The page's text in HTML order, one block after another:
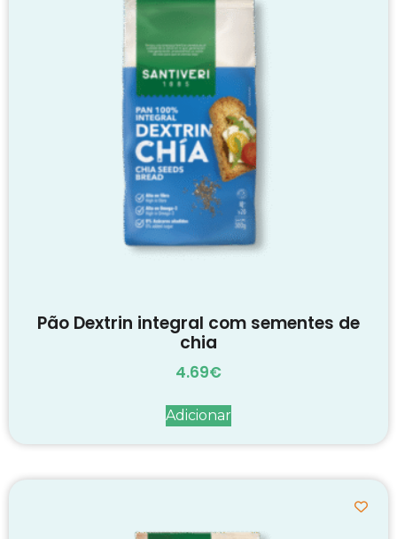
Pão Dextrin integral com sementes de
chia
4.69€
Adicionar